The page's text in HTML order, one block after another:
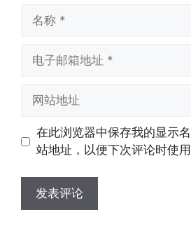
址
址
在此浏览器中保存我的显示
站地址，以便下次评论时使用